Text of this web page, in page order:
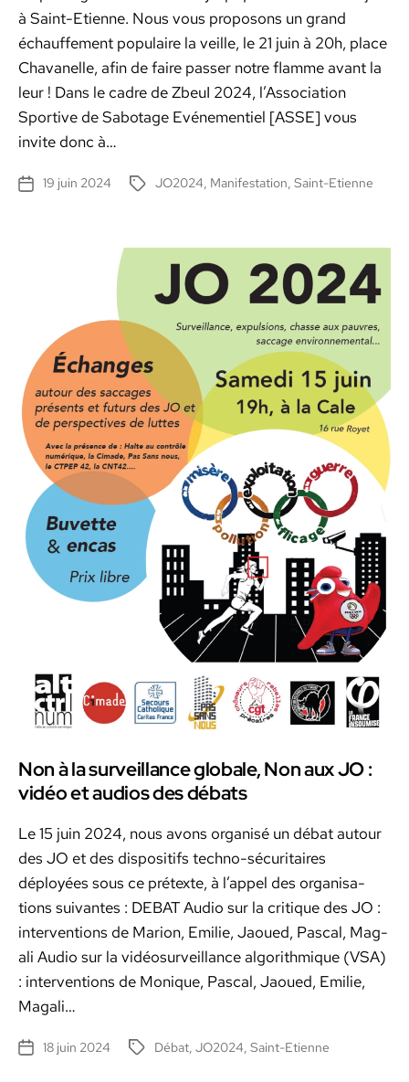
à Saint-Eti­enne. Nous vous pro­posons un grand
échauf­fe­ment pop­u­laire la veille, le 21 juin à 20h, place
Cha­vanelle, afin de faire pass­er notre flamme avant la
leur ! Dans le cadre de ZbeuI 2024, l’As­so­ci­a­tion
Sportive de Sab­o­tage Evéne­men­tiel [ASSE] vous
invite donc à…
Date19 juin 2024 Étiquettes
JO2024, Manifestation, Saint-Etienne
Non à la surveillance globale, Non aux JO :
vidéo et audios des débats
Le 15 juin 2024, nous avons organ­isé un débat autour
des JO et des dis­posi­tifs tech­no-sécu­ri­­taires
déployées sous ce pré­texte, à l’ap­pel des organ­i­sa­
tions suiv­antes : DEBAT Audio sur la cri­tique des JO :
inter­ven­tions de Mar­i­on, Emi­lie, Jaoued, Pas­cal, Mag­
a­li Audio sur la vidéo­sur­veil­lance algo­rith­mique (VSA)
: inter­ven­tions de Monique, Pas­cal, Jaoued, Emi­lie,
Mag­a­li…
Date18 juin 2024 Étiquettes
Débat, JO2024, Saint-Etienne